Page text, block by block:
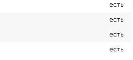
есть
есть
есть
есть